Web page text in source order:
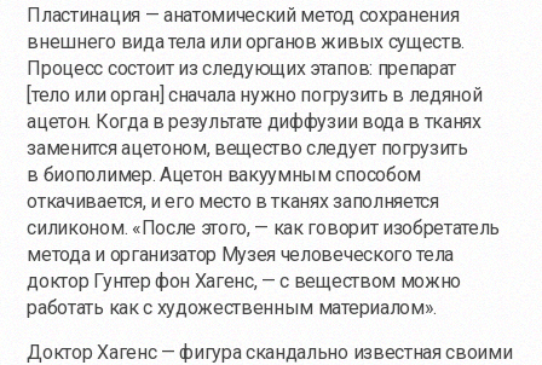
Пластинация — анатомический метод сохранения
внешнего вида тела или органов живых существ.
Процесс состоит из следующих этапов: препарат
[тело или орган] сначала нужно погрузить в ледяной
ацетон. Когда в результате диффузии вода в тканях
заменится ацетоном, вещество следует погрузить
в биополимер. Ацетон вакуумным способом
откачивается, и его место в тканях заполняется
силиконом. «После этого, — как говорит изобретатель
метода и организатор Музея человеческого тела
доктор Гунтер фон Хагенс, — с веществом можно
работать как с художественным материалом».
Доктор Хагенс — фигура скандально известная своими